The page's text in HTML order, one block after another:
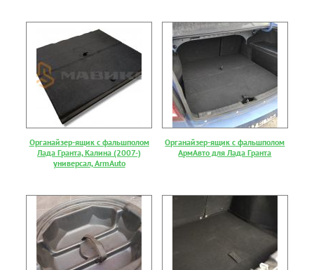
Органайзер-ящик с фальшполом
Лада Гранта, Калина (2007-)
универсал, ArmAuto
Органайзер-ящик с фальшполом
АрмАвто для Лада Гранта